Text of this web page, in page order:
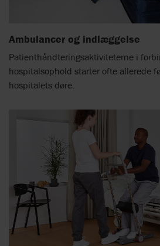
Ambulancer og indlæggelse
Patienthåndteringsaktiviteterne i
hospitalsophold starter ofte allerede
hospitalets døre.